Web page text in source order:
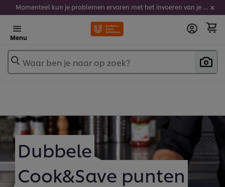
Momenteel kun je problemen ervaren met het invoeren van je stickercodes. We werken er hard aan om dit op te lossen.
Menu
Waar ben je naar op zoek?
Dubbele
Cook&Save punten